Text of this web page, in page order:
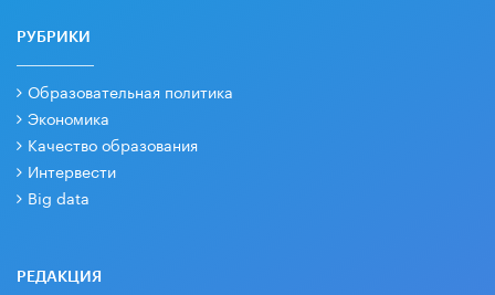
РУБРИКИ
Образовательная политика
Экономика
Качество образования
Интервести
Big data
РЕДАКЦИЯ